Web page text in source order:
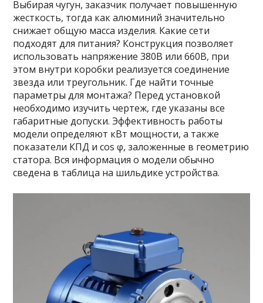
Выбирая чугун, заказчик получает повышенную
жесткость, тогда как алюминий значительно
снижает общую масса изделия. Какие сети
подходят для питания? Конструкция позволяет
использовать напряжение 380В или 660В, при
этом внутри коробки реализуется соединение
звезда или треугольник. Где найти точные
параметры для монтажа? Перед установкой
необходимо изучить чертеж, где указаны все
габаритные допуски. Эффективность работы
модели определяют кВт мощности, а также
показатели КПД и cos φ, заложенные в геометрию
статора. Вся информация о модели обычно
сведена в таблица на шильдике устройства.